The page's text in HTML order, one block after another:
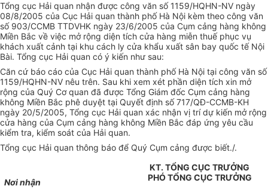
Tổng cục Hải quan nhận được công văn số 1159/HQHN-NV ngày
08/8/2005 của Cục Hải quan thành phố Hà Nội kèm theo công văn
số 903/CCMB TTDVHK ngày 23/6/2005 của Cụm cảng hàng không
Miền Bắc về việc mở rộng diện tích cửa hàng miễn thuế phục vụ
khách xuất cảnh tại khu cách ly cửa khẩu xuất sân bay quốc tế Nội
Bài. Tổng cục Hải quan có ý kiến như sau:
Căn cứ báo cáo của Cục Hải quan thành phố Hà Nội tại công văn số
1159/HQHN-NV nêu trên. Sau khi xem xét phần diện tích xin mở
rộng của Quý Cơ quan đã được Tổng Giám đốc Cụm cảng hàng
không Miền Bắc phê duyệt tại Quyết định số 717/QĐ-CCMB-KH
ngày 20/5/2005, Tổng cục Hải quan xác nhận vị trí dự kiến mở rộng
cửa hàng của Cụm cảng hàng không Miền Bắc đáp ứng yêu cầu
kiểm tra, kiểm soát của Hải quan.
Tổng cục Hải quan thông báo để Quý Cụm cảng được biết./.
Nơi nhận
KT. TỔNG CỤC TRƯỞNG
PHÓ TỔNG CỤC TRƯỞNG